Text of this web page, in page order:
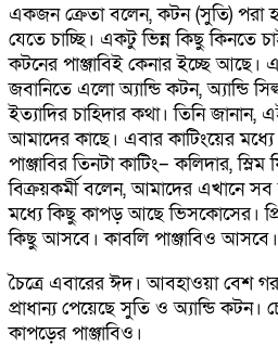
একজন ক্রেতা বলেন, কটন (সুতি) পরা
যেতে চাচ্ছি। একটু ভিন্ন কিছু কিনতে
কটনের পাঞ্জাবিই কেনার ইচ্ছে
জবানিতে এলো অ্যান্ডি কটন, অ্যান্ডি
ইত্যাদির চাহিদার কথা। তিনি
আমাদের কাছে। এবার কাটিংয়ের
পাঞ্জাবির তিনটা কাটিং– কলিদার,
বিক্রয়কর্মী বলেন, আমাদের এখানে
মধ্যে কিছু কাপড় আছে ভিসকোসের।
কিছু আসবে। কাবলি পাঞ্জাবিও আসবে।
চৈত্রে এবারের ঈদ। আবহাওয়া বেশ
প্রাধান্য পেয়েছে সুতি ও অ্যান্ডি
কাপড়ের পাঞ্জাবিও।